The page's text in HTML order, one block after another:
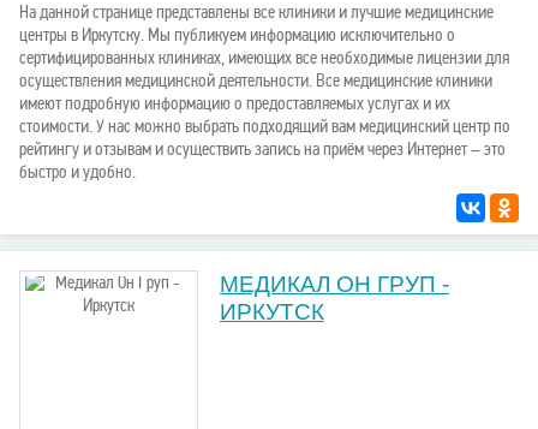
На данной странице представлены все клиники и лучшие медицинские
центры в Иркутску. Мы публикуем информацию исключительно о
сертифицированных клиниках, имеющих все необходимые лицензии для
осуществления медицинской деятельности. Все медицинские клиники
имеют подробную информацию о предоставляемых услугах и их
стоимости. У нас можно выбрать подходящий вам медицинский центр по
рейтингу и отзывам и осуществить запись на приём через Интернет – это
быстро и удобно.
МЕДИКАЛ ОН ГРУП -
ИРКУТСК